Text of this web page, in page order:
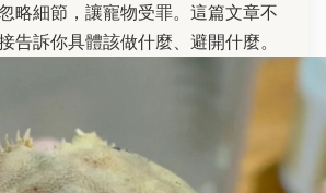
略細節，讓寵物受罪。這篇文章不
告訴你具體該做什麼、避開什麼。